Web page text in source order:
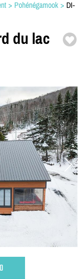
> Pohénégamook > DI-
du lac